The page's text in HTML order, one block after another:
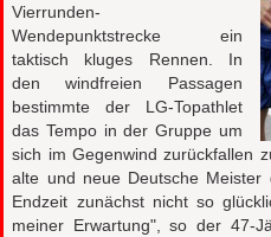
Vierrunden-
Wendepunktstrecke ein
taktisch kluges Rennen. In
den windfreien Passagen
bestimmte der LG-Topathlet
das Tempo in der Gruppe um
sich im Gegenwind zurückfallen
alte und neue Deutsche
Endzeit zunächst nicht so
meiner Erwartung", so der 47-